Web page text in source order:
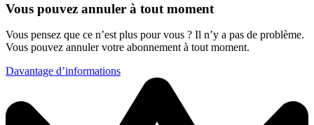
Vous pouvez annuler à tout moment
Vous pensez que ce n’est plus pour vous ? Il n’y a pas de problème.
Vous pouvez annuler votre abonnement à tout moment.
Davantage d’informations